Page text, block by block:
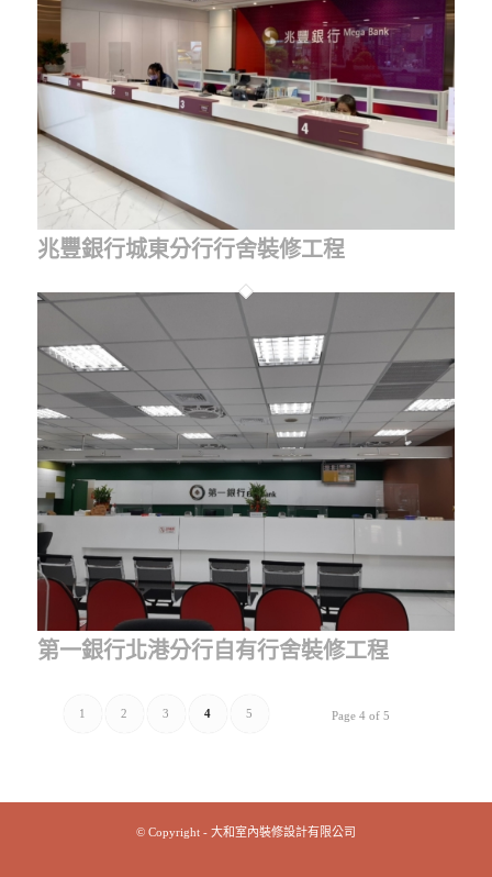
兆豐銀行城東分行行舍裝修工程
第一銀行北港分行自有行舍裝修工程
Page 4 of 5
1 2 3 4 5
© Copyright - 大和室內裝修設計有限公司